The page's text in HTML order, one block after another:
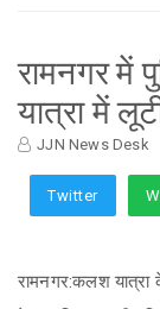
रामनगर में
यात्रा में
JJN News Desk
Twitter
रामनगर:कलश यात्रा